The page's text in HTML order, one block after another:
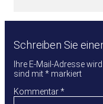
Schreiben Sie
Ihre E-Mail-Adresse
sind mit* markiert
Kommentar*